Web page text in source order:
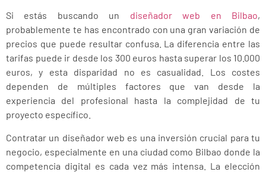
Si estás buscando un diseñador web en Bilbao,
probablemente te has encontrado con una gran variación de
precios que puede resultar confusa. La diferencia entre las
tarifas puede ir desde los 300 euros hasta superar los 10.000
euros, y esta disparidad no es casualidad. Los costes
dependen de múltiples factores que van desde la
experiencia del profesional hasta la complejidad de tu
proyecto específico.
Contratar un diseñador web es una inversión crucial para tu
negocio, especialmente en una ciudad como Bilbao donde la
competencia digital es cada vez más intensa. La elección